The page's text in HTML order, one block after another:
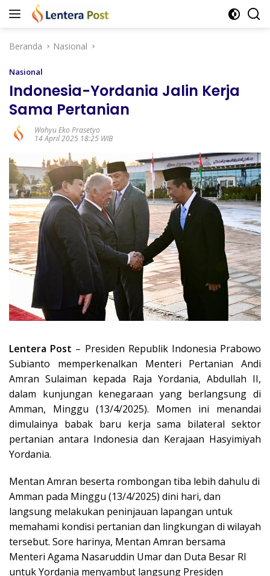
Langsung
Beranda
Nasional
Nasional
Indonesia-Yordania Jalin Kerja
Sama Pertanian
Wahyu Eko Prasetyo
14 April 2025 18:25 WIB
Lentera Post – Presiden Republik Indonesia Prabowo
Subianto memperkenalkan Menteri Pertanian Andi
Amran Sulaiman kepada Raja Yordania, Abdullah II,
dalam kunjungan kenegaraan yang berlangsung di
Amman, Minggu (13/4/2025). Momen ini menandai
dimulainya babak baru kerja sama bilateral sektor
pertanian antara Indonesia dan Kerajaan Hasyimiyah
Yordania.
Mentan Amran beserta rombongan tiba lebih dahulu di
Amman pada Minggu (13/4/2025) dini hari, dan
langsung melakukan peninjauan lapangan untuk
memahami kondisi pertanian dan lingkungan di wilayah
tersebut. Sore harinya, Mentan Amran bersama
Menteri Agama Nasaruddin Umar dan Duta Besar RI
untuk Yordania menyambut langsung Presiden